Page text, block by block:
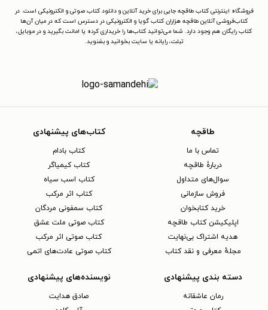
فروشگاه اینترنتی کتاب طاقچه جایی برای خرید آنلاین و دانلود کتاب صوتی و الکترونیکی است. در
کتاب‌فروشی آنلاین طاقچه هزاران کتاب گویا و الکترونیکی در دسترس است که در میان آن‌ها
کتاب رایگان هم وجود دارد. شما می‌توانید کتاب‌ها را خریداری کرده یا امانت بگیرید و در موبایل،
تبلت، رایانه یا سایت بخوانید و بشنوید.
طاقچه
تماس با ما
دربارهٔ طاقچه
سوال‌های متداول
فروش سازمانی
خرید کتابخوان
اپلیکیشن کتاب طاقچه
هدیه اشتراک بی‌نهایت
مجلهٔ معرفی و نقد کتاب
کتاب‌های پیشنهادی
کتاب بادام
کتاب کیمیاگر
کتاب اسب سیاه
کتاب اثر مرکب
کتاب سمفونی مردگان
کتاب صوتی ملت عشق
کتاب صوتی اثر مرکب
کتاب صوتی عادت‌های اتمی
دسته بندی پیشنهادی
رمان عاشقانه
نویسنده‌های پیشنهادی
صادق هدایت